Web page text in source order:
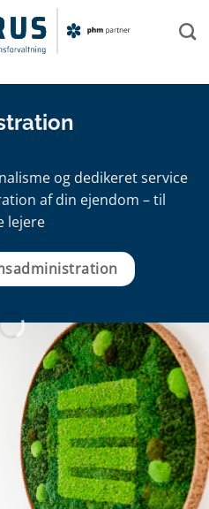
og dedikeret service
af din ejendom – til
lejere